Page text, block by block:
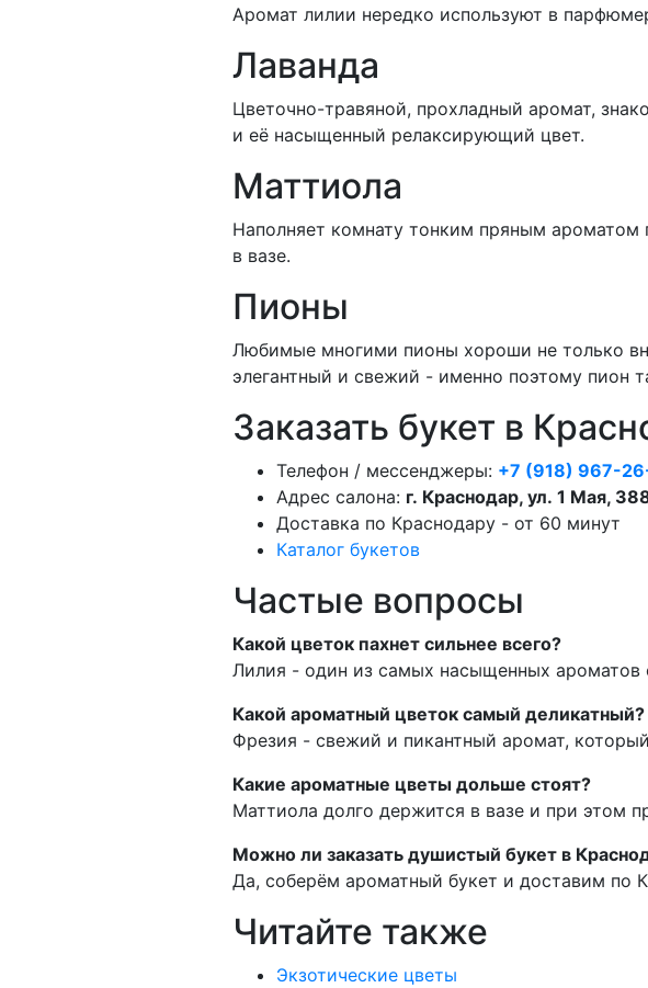
Аромат лилии нередко используют в
Лаванда
Цветочно-травяной, прохладный аромат,
и её насыщенный релаксирующий цвет.
Маттиола
Наполняет комнату тонким пряным ароматом
в вазе.
Пионы
Любимые многими пионы хороши не только
элегантный и свежий - именно поэтому пион
Заказать букет в
Телефон / мессенджеры: +7 (918) 967-
Адрес салона: г. Краснодар, ул. 1 Мая,
Доставка по Краснодару - от 60 минут
Каталог букетов
Частые вопросы
Какой цветок пахнет сильнее всего?
Лилия - один из самых насыщенных ароматов
Какой ароматный цветок самый деликатный?
Фрезия - свежий и пикантный аромат,
Какие ароматные цветы дольше стоят?
Маттиола долго держится в вазе и при этом
Можно ли заказать душистый букет в
Да, соберём ароматный букет и доставим по
Читайте также
Экзотические цветы